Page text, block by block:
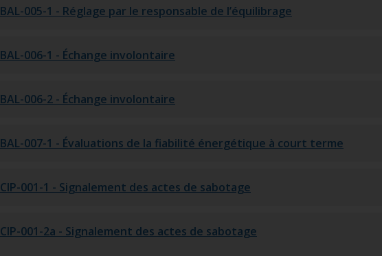
BAL-005-1 - Réglage par le responsable de l’équilibrage
BAL-006-1 - Échange involontaire
BAL-006-2 - Échange involontaire
BAL-007-1 - Évaluations de la fiabilité énergétique à court terme
CIP-001-1 - Signalement des actes de sabotage
CIP-001-2a - Signalement des actes de sabotage